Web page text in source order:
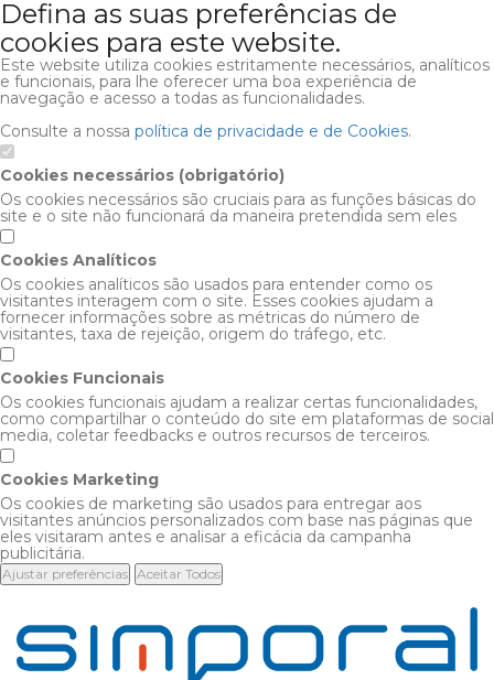
Defina as suas preferências de
cookies para este website.
Este website utiliza cookies estritamente necessários, analíticos
e funcionais, para lhe oferecer uma boa experiência de
navegação e acesso a todas as funcionalidades.
Consulte a nossa política de privacidade e de Cookies.
Cookies necessários (obrigatório)
Os cookies necessários são cruciais para as funções básicas do
site e o site não funcionará da maneira pretendida sem eles
Cookies Analíticos
Os cookies analíticos são usados para entender como os
visitantes interagem com o site. Esses cookies ajudam a
fornecer informações sobre as métricas do número de
visitantes, taxa de rejeição, origem do tráfego, etc.
Cookies Funcionais
Os cookies funcionais ajudam a realizar certas funcionalidades,
como compartilhar o conteúdo do site em plataformas de social
media, coletar feedbacks e outros recursos de terceiros.
Cookies Marketing
Os cookies de marketing são usados para entregar aos
visitantes anúncios personalizados com base nas páginas que
eles visitaram antes e analisar a eficácia da campanha
publicitária.
Ajustar preferências Aceitar Todos